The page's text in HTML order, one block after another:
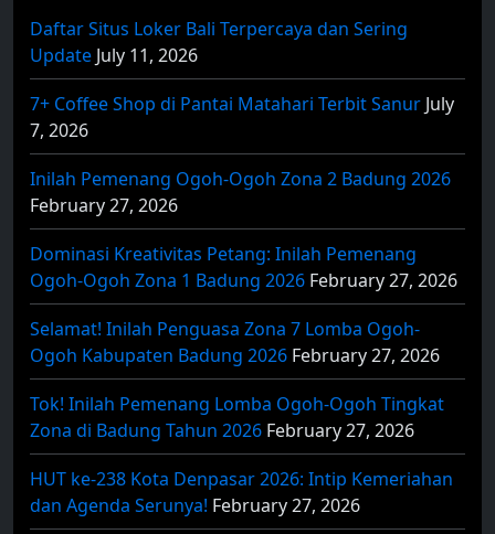
Daftar Situs Loker Bali Terpercaya dan Sering
Update July 11, 2026
7+ Coffee Shop di Pantai Matahari Terbit Sanur July
7, 2026
Inilah Pemenang Ogoh-Ogoh Zona 2 Badung 2026
February 27, 2026
Dominasi Kreativitas Petang: Inilah Pemenang
Ogoh-Ogoh Zona 1 Badung 2026 February 27, 2026
Selamat! Inilah Penguasa Zona 7 Lomba Ogoh-
Ogoh Kabupaten Badung 2026 February 27, 2026
Tok! Inilah Pemenang Lomba Ogoh-Ogoh Tingkat
Zona di Badung Tahun 2026 February 27, 2026
HUT ke-238 Kota Denpasar 2026: Intip Kemeriahan
dan Agenda Serunya! February 27, 2026